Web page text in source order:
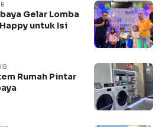
Gelar Lomba
untuk Isi
Rumah Pintar